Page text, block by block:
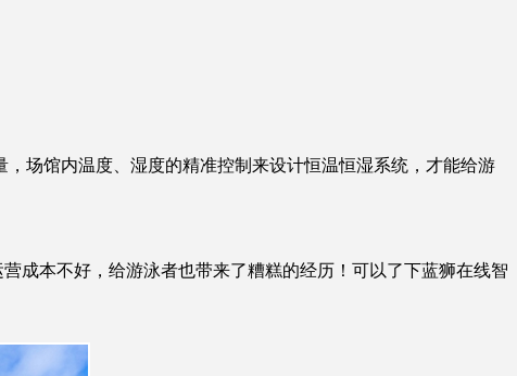
场馆内温度、湿度的精准控制来设计恒温恒湿系统，才能给游
本不好，给游泳者也带来了糟糕的经历！可以了下蓝狮在线智